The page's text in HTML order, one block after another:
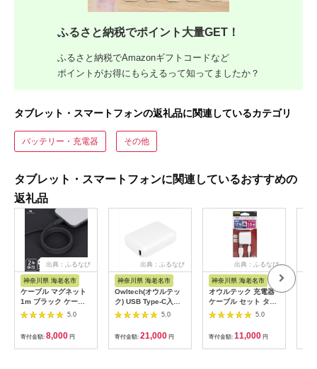
ふるさと納税でポイント大量GET！
ふるさと納税でAmazonギフトコードなど
ポイントがお得にもらえるって知ってましたか？
タブレット・スマートフォンの返礼品に関連しているカテゴリ
バッテリー・充電器 その他
タブレット・スマートフォンに関連しているおすすめの
返礼品
出典：ふるなび
神奈川県 海老名市
ケーブル マグネット
1m ブラック ケーブ
ル
5.0
寄付金額: 8,000 円
出典：ふるなび
神奈川県 海老名市
Owltech(オウルテッ
ク) USB Type-C入出
力
PowerDelivery30W
対応 10000mAh モバ
イルバッテリー OWL-
LPB10020-WH ホワ
5.0
寄付金額: 21,000 円
出典：ふるなび
神奈川県 海老名市
オウルテック 充電器
ケーブル セット タイ
プCケーブル & AC充
5.0
寄付金額: 11,000 円